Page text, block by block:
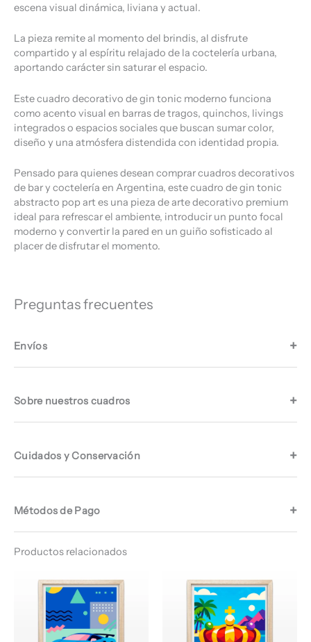
escena visual dinámica, liviana y actual.
La pieza remite al momento del brindis, al disfrute
compartido y al espíritu relajado de la coctelería urbana,
aportando carácter sin saturar el espacio.
Este cuadro decorativo de gin tonic moderno funciona
como acento visual en barras de tragos, quinchos, livings
integrados o espacios sociales que buscan sumar color,
diseño y una atmósfera distendida con identidad propia.
Pensado para quienes desean comprar cuadros decorativos
de bar y coctelería en Argentina, este cuadro de gin tonic
abstracto pop art es una pieza de arte decorativo premium
ideal para refrescar el ambiente, introducir un punto focal
moderno y convertir la pared en un guiño sofisticado al
placer de disfrutar el momento.
Preguntas frecuentes
Envíos
Sobre nuestros cuadros
Cuidados y Conservación
Métodos de Pago
Productos relacionados
de
de